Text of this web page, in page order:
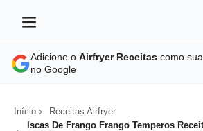
Adicione o Airfryer Receitas como
no Google
Início
Receitas Airfryer
Iscas De Frango Frango Temperos